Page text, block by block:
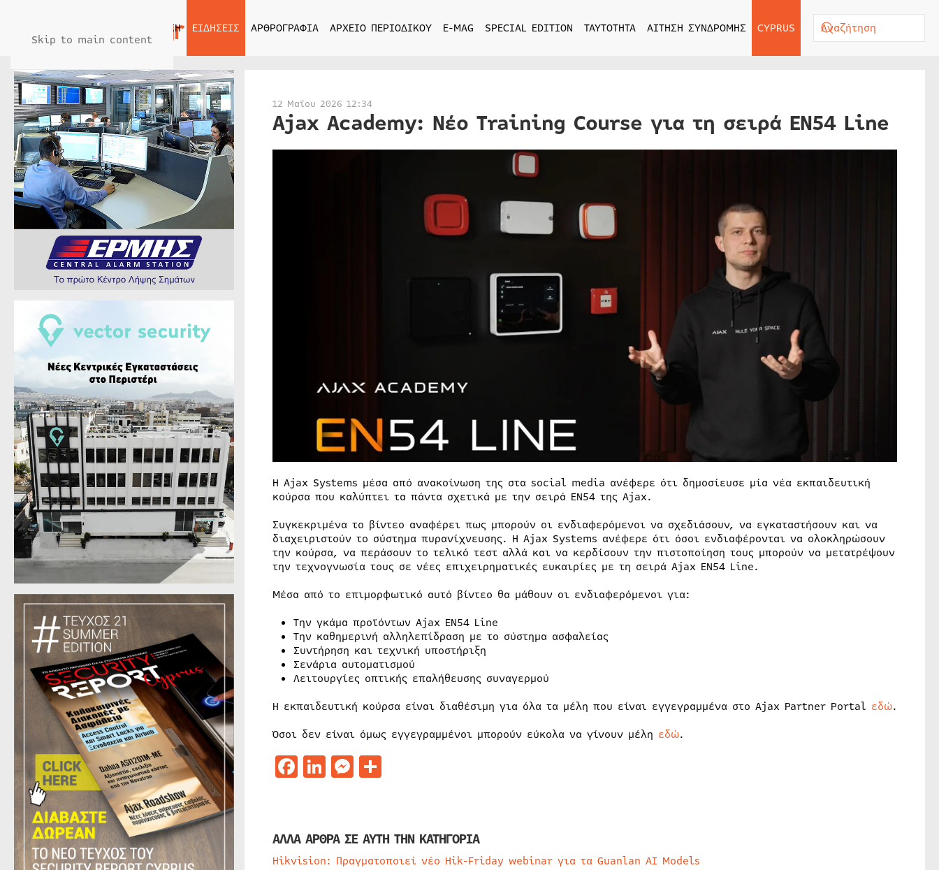
Skip to main content
ΑΡΧΙΚΗ ΕΙΔΗΣΕΙΣ ΑΡΘΡΟΓΡΑΦΙΑ ΑΡΧΕΙΟ ΠΕΡΙΟΔΙΚΟΥ E-MAG SPECIAL EDITION ΤΑΥΤΟΤΗΤΑ ΑΙΤΗΣΗ ΣΥΝΔΡΟΜΗΣ CYPRUS
12 Μαΐου 2026 12:34
Ajax Academy: Νέο Training Course για τη σειρά EN54 Line
Η Ajax Systems μέσα από ανακοίνωση της στα social media ανέφερε ότι δημοσίευσε μία νέα εκπαιδευτική
κούρσα που καλύπτει τα πάντα σχετικά με την σειρά EN54 της Ajax.
Συγκεκριμένα το βίντεο αναφέρει πως μπορούν οι ενδιαφερόμενοι να σχεδιάσουν, να εγκαταστήσουν και να
διαχειριστούν το σύστημα πυρανίχνευσης. Η Ajax Systems ανέφερε ότι όσοι ενδιαφέρονται να ολοκληρώσουν
την κούρσα, να περάσουν το τελικό τεστ αλλά και να κερδίσουν την πιστοποίηση τους μπορούν να μετατρέψουν
την τεχνογνωσία τους σε νέες επιχειρηματικές ευκαιρίες με τη σειρά Ajax EN54 Line.
Μέσα από το επιμορφωτικό αυτό βίντεο θα μάθουν οι ενδιαφερόμενοι για:
Την γκάμα προϊόντων Ajax EN54 Line
Την καθημερινή αλληλεπίδραση με το σύστημα ασφαλείας
Συντήρηση και τεχνική υποστήριξη
Σενάρια αυτοματισμού
Λειτουργίες οπτικής επαλήθευσης συναγερμού
Η εκπαιδευτική κούρσα είναι διαθέσιμη για όλα τα μέλη που είναι εγγεγραμμένα στο Ajax Partner Portal εδώ.
Όσοι δεν είναι όμως εγγεγραμμένοι μπορούν εύκολα να γίνουν μέλη εδώ.
Facebook
LinkedIn
Messenger
Μοιραστείτε
ΑΛΛΑ ΑΡΘΡΑ ΣΕ ΑΥΤΗ ΤΗΝ ΚΑΤΗΓΟΡΙΑ
Hikvision: Πραγματοποιεί νέο Hik-Friday webinar για τα Guanlan AI Models